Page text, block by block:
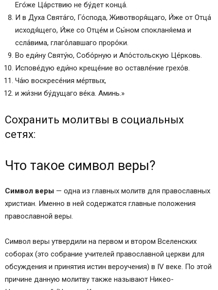
Его́же Ца́рствию не бу́дет конца́.
И в Д́уха Свята́го, Го́спода, Животворя́щаго, И́же от Отца́
исходя́щего, И́же со Отце́м и Сы́ном спокланя́ема и
ссла́вима, глаго́лавшаго проро́ки.
Во еди́ну Святу́ю, Собо́рную и Апо́стольскую Це́рковь.
Испове́дую еди́но креще́ние во оставле́ние грехо́в.
Ча́ю воскресе́ния ме́ртвых,
и жи́зни бу́дущаго ве́ка. Аминь.»
Сохранить молитвы в социальных
сетях:
Что такое символ веры?
Символ веры — одна из главных молитв для православных
христиан. Именно в ней содержатся главные положения
православной веры.
Символ веры утвердили на первом и втором Вселенских
соборах (это собрание учителей православной церкви для
обсуждения и принятия истин вероучения) в IV веке. По этой
причине данную молитву также называют Никео-